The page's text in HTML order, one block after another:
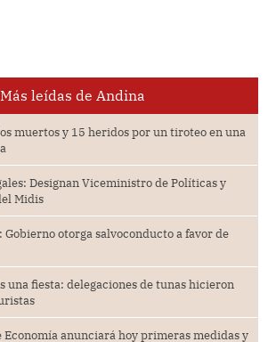
Más leídas de Andina
muertos y 15 heridos por un tiroteo en una
Designan Viceministro de Políticas y
Midis
otorga salvoconducto a favor de
una fiesta: delegaciones de tunas hicieron
anunciará hoy primeras medidas y